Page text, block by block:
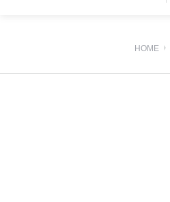
HOME